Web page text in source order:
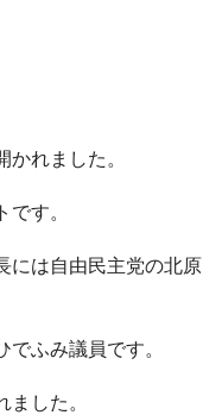
かれました。
す。
には自由民主党の北原
ふみ議員です。
した。